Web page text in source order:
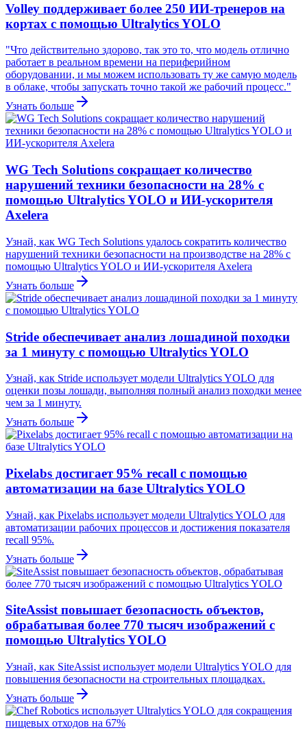
Volley поддерживает более 250 ИИ-тренеров на
кортах с помощью Ultralytics YOLO
"Что действительно здорово, так это то, что модель отлично
работает в реальном времени на периферийном
оборудовании, и мы можем использовать ту же самую модель
в облаке, чтобы запускать точно такой же рабочий процесс."
Узнать больше
WG Tech Solutions сокращает количество
нарушений техники безопасности на 28% с
помощью Ultralytics YOLO и ИИ-ускорителя
Axelera
Узнай, как WG Tech Solutions удалось сократить количество
нарушений техники безопасности на производстве на 28% с
помощью Ultralytics YOLO и ИИ-ускорителя Axelera
Узнать больше
Stride обеспечивает анализ лошадиной походки
за 1 минуту с помощью Ultralytics YOLO
Узнай, как Stride использует модели Ultralytics YOLO для
оценки позы лошади, выполняя полный анализ походки менее
чем за 1 минуту.
Узнать больше
Pixelabs достигает 95% recall с помощью
автоматизации на базе Ultralytics YOLO
Узнай, как Pixelabs использует модели Ultralytics YOLO для
автоматизации рабочих процессов и достижения показателя
recall 95%.
Узнать больше
SiteAssist повышает безопасность объектов,
обрабатывая более 770 тысяч изображений с
помощью Ultralytics YOLO
Узнай, как SiteAssist использует модели Ultralytics YOLO для
повышения безопасности на строительных площадках.
Узнать больше